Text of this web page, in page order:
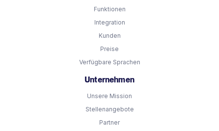
Funktionen
Integration
Kunden
Preise
Verfügbare Sprachen
Unternehmen
Unsere Mission
Stellenangebote
Partner